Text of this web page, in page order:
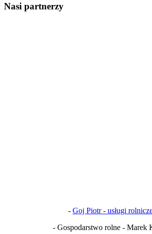
Nasi partnerzy
- Goj Piotr - usługi
- Gospodarstwo rolne - Marek